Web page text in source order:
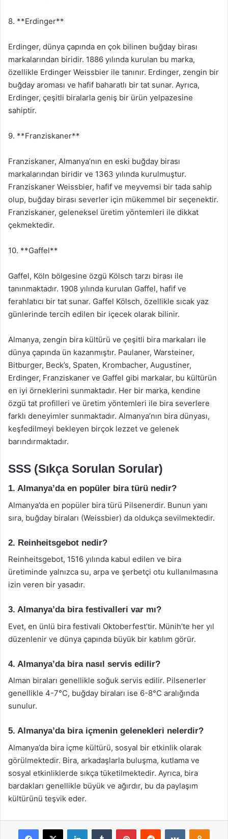
8. **Erdinger**
Erdinger, dünya çapında en çok bilinen buğday birası
markalarından biridir. 1886 yılında kurulan bu marka,
özellikle Erdinger Weissbier ile tanınır. Erdinger, zengin bir
buğday aroması ve hafif baharatlı bir tat sunar. Ayrıca,
Erdinger, çeşitli biralarla geniş bir ürün yelpazesine
sahiptir.
9. **Franziskaner**
Franziskaner, Almanya’nın en eski buğday birası
markalarından biridir ve 1363 yılında kurulmuştur.
Franziskaner Weissbier, hafif ve meyvemsi bir tada sahip
olup, buğday birası severler için mükemmel bir seçenektir.
Franziskaner, geleneksel üretim yöntemleri ile dikkat
çekmektedir.
10. **Gaffel**
Gaffel, Köln bölgesine özgü Kölsch tarzı birası ile
tanınmaktadır. 1908 yılında kurulan Gaffel, hafif ve
ferahlatıcı bir tat sunar. Gaffel Kölsch, özellikle sıcak yaz
günlerinde tercih edilen bir içecek olarak bilinir.
Almanya, zengin bira kültürü ve çeşitli bira markaları ile
dünya çapında ün kazanmıştır. Paulaner, Warsteiner,
Bitburger, Beck’s, Spaten, Krombacher, Augustiner,
Erdinger, Franziskaner ve Gaffel gibi markalar, bu kültürün
en iyi örneklerini sunmaktadır. Her bir marka, kendine
özgü tat profilleri ve üretim yöntemleri ile bira severlere
farklı deneyimler sunmaktadır. Almanya’nın bira dünyası,
keşfedilmeyi bekleyen birçok lezzet ve gelenek
barındırmaktadır.
SSS (Sıkça Sorulan Sorular)
1. Almanya’da en popüler bira türü nedir?
Almanya’da en popüler bira türü Pilsenerdir. Bunun yanı
sıra, buğday biraları (Weissbier) da oldukça sevilmektedir.
2. Reinheitsgebot nedir?
Reinheitsgebot, 1516 yılında kabul edilen ve bira
üretiminde yalnızca su, arpa ve şerbetçi otu kullanılmasına
izin veren bir yasadır.
3. Almanya’da bira festivalleri var mı?
Evet, en ünlü bira festivali Oktoberfest’tir. Münih’te her yıl
düzenlenir ve dünya çapında büyük bir katılım görür.
4. Almanya’da bira nasıl servis edilir?
Alman biraları genellikle soğuk servis edilir. Pilsenerler
genellikle 4-7°C, buğday biraları ise 6-8°C aralığında
sunulur.
5. Almanya’da bira içmenin gelenekleri nelerdir?
Almanya’da bira içme kültürü, sosyal bir etkinlik olarak
görülmektedir. Bira, arkadaşlarla buluşma, kutlama ve
sosyal etkinliklerde sıkça tüketilmektedir. Ayrıca, bira
bardakları genellikle büyük ve ağırdır, bu da paylaşım
kültürünü teşvik eder.
Facebook
X LinkedInTumblr PinterestReddit VKontakte